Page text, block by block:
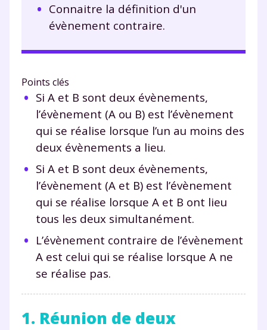
Connaitre la définition d'un
évènement contraire.
Points clés
Si A et B sont deux évènements,
l’évènement (A ou B) est l’évènement
qui se réalise lorsque l’un au moins des
deux évènements a lieu.
Si A et B sont deux évènements,
l’évènement (A et B) est l’évènement
qui se réalise lorsque A et B ont lieu
tous les deux simultanément.
L’évènement contraire de l’évènement
A est celui qui se réalise lorsque A ne
se réalise pas.
1. Réunion de deux